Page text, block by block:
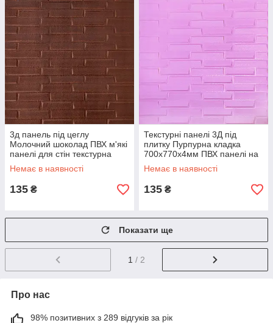
3д панель під цеглу
Молочний шоколад ПВХ м'які
панелі для стін текстурна
кладка 700x770x8мм (33)
SW-00000239
Немає в наявності
135 ₴
Текстурні панелі 3Д під
плитку Пурпурна кладка
700х770х4мм ПВХ панелі на
самоклейці для стін (332)
SW-00001349
Немає в наявності
135 ₴
Показати ще
1 / 2
Про нас
98% позитивних з 289 відгуків за рік